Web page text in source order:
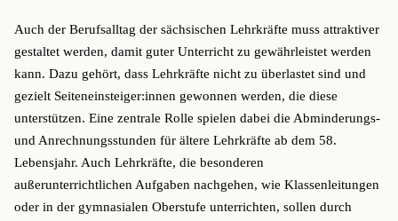
Auch der Berufsalltag der sächsischen Lehrkräfte muss attraktiver
gestaltet werden, damit guter Unterricht zu gewährleistet werden
kann. Dazu gehört, dass Lehrkräfte nicht zu überlastet sind und
gezielt Seiteneinsteiger:innen gewonnen werden, die diese
unterstützen. Eine zentrale Rolle spielen dabei die Abminderungs-
und Anrechnungsstunden für ältere Lehrkräfte ab dem 58.
Lebensjahr. Auch Lehrkräfte, die besonderen
außerunterrichtlichen Aufgaben nachgehen, wie Klassenleitungen
oder in der gymnasialen Oberstufe unterrichten, sollen durch